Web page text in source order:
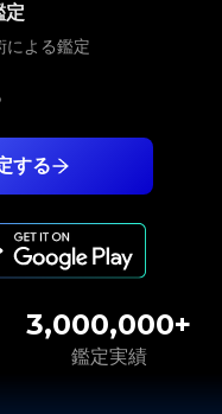
3,000,000+
鑑定実績
する
による鑑定